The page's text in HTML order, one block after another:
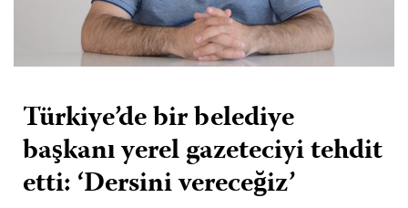
Türkiye’de bir belediye
başkanı yerel gazeteciyi tehdit
etti: ‘Dersini vereceğiz’